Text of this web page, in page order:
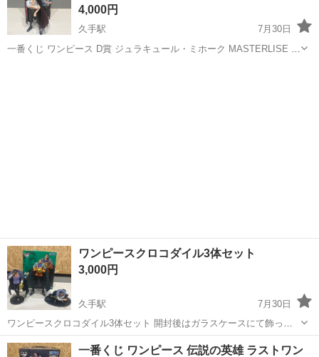
4,000円
久手駅
7月30日
一番くじ ワンピース D賞 ジュラキュール・ミホーク MASTERLISE フ
ワンピースクロコダイル3体セット
3,000円
久手駅
7月30日
ワンピースクロコダイル3体セット 開封後はガラスケースにて飾って
おりました。
島根 大田市 久手駅 フィギュア クロコダイル
一番くじ ワンピース 伝説の英雄 ラストワン